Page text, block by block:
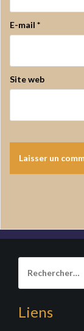
E-mail *
Site web
Liens